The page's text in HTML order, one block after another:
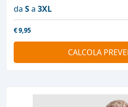
da Sa 3XL
€9,95
CALCOLA